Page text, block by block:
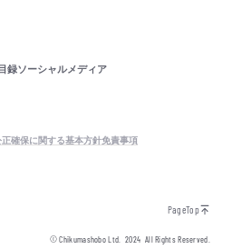
録ソーシャルメディア
確保に関する基本方針免責事項
PageTop
© Chikumashobo Ltd.2024 All Rights Reserved.